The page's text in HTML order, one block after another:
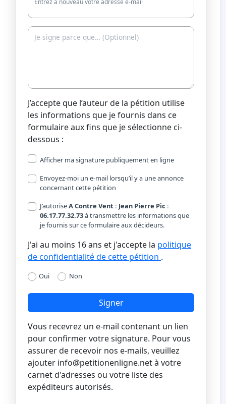
J’accepte que l’auteur de la pétition utilise
les informations que je fournis dans ce
formulaire aux fins que je sélectionne ci-
dessous :
Afficher ma signature publiquement en ligne
Envoyez-moi un e-mail lorsqu’il y a une annonce
concernant cette pétition
J’autoriseA Contre Vent : Jean Pierre Pic :
06.17.77.32.73à transmettre les informations que
je fournis sur ce formulaire aux décideurs.
J'ai au moins 16 ans et j'accepte la politique
de confidentialité de cette pétition .
Oui Non
Signer
Vous recevrez un e-mail contenant un lien
pour confirmer votre signature. Pour vous
assurer de recevoir nos e-mails, veuillez
ajouter info@petitionenligne.netà votre
carnet d'adresses ou votre liste des
expéditeurs autorisés.